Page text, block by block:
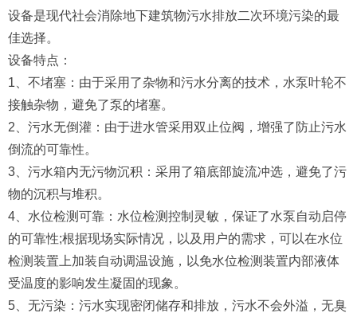
设备是现代社会消除地下建筑物污水排放二次环境污染的最
佳选择。
设备特点：
1、不堵塞：由于采用了杂物和污水分离的技术，水泵叶轮不
接触杂物，避免了泵的堵塞。
2、污水无倒灌：由于进水管采用双止位阀，增强了防止污水
倒流的可靠性。
3、污水箱内无污物沉积：采用了箱底部旋流冲选，避免了污
物的沉积与堆积。
4、水位检测可靠：水位检测控制灵敏，保证了水泵自动启停
的可靠性;根据现场实际情况，以及用户的需求，可以在水位
检测装置上加装自动调温设施，以免水位检测装置内部液体
受温度的影响发生凝固的现象。
5、无污染：污水实现密闭储存和排放，污水不会外溢，无臭